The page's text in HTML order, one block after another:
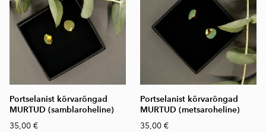
Portselanist kõrvarõngad
MURTUD (samblaroheline)
35,00 €
Portselanist kõrvarõngad
MURTUD (metsaroheline)
35,00 €